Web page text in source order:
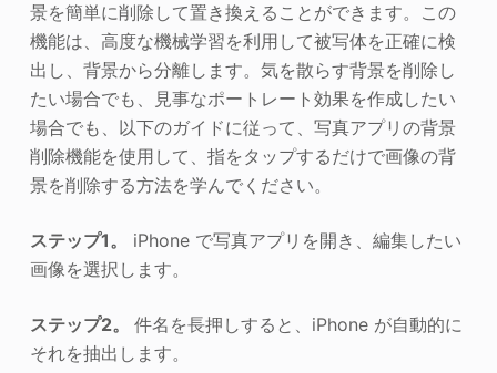
景を簡単に削除して置き換えることができます。この
機能は、高度な機械学習を利用して被写体を正確に検
出し、背景から分離します。気を散らす背景を削除し
たい場合でも、見事なポートレート効果を作成したい
場合でも、以下のガイドに従って、写真アプリの背景
削除機能を使用して、指をタップするだけで画像の背
景を削除する方法を学んでください。
ステップ1。
iPhone で写真アプリを開き、編集したい
画像を選択します。
ステップ2。 件名を長押しすると、iPhone が自動的に
それを抽出します。